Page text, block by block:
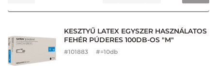
KESZTYŰ LATEX EGYSZER HASZNÁLATOS
FEHÉR PÚDERES 100DB-OS "M"
#101883 #=10db